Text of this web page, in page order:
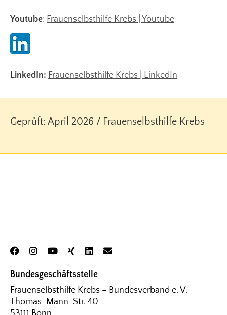
Youtube: Frauenselbsthilfe Krebs | Youtube
LinkedIn: Frauenselbsthilfe Krebs | LinkedIn
Geprüft: April 2026 / Frauenselbsthilfe Krebs
Bundesgeschäftsstelle
Frauenselbsthilfe Krebs – Bundesverband e. V.
Thomas-Mann-Str. 40